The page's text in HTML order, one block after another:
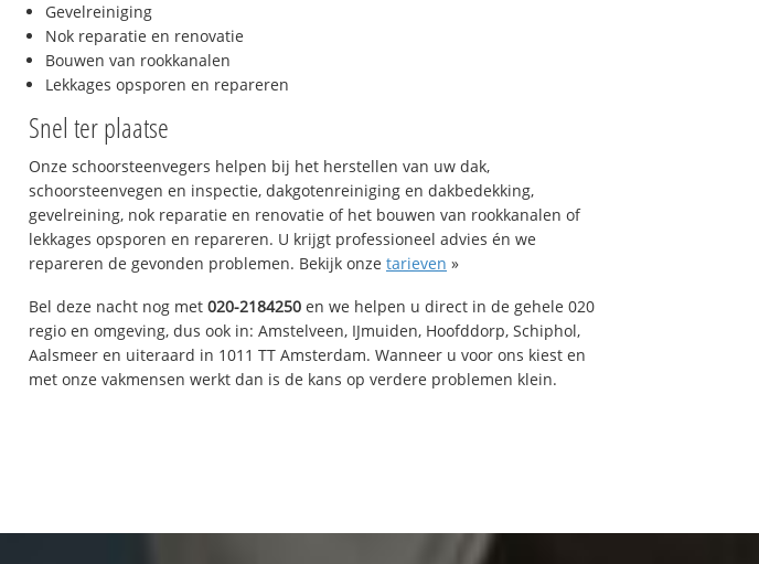
Gevelreiniging
Nok reparatie en renovatie
Bouwen van rookkanalen
Lekkages opsporen en repareren
Snel ter plaatse
Onze schoorsteenvegers helpen bij het herstellen van uw dak,
schoorsteenvegen en inspectie, dakgotenreiniging en dakbedekking,
gevelreining, nok reparatie en renovatie of het bouwen van rookkanalen of
lekkages opsporen en repareren. U krijgt professioneel advies én we
repareren de gevonden problemen. Bekijk onze tarieven »
Bel deze nacht nog met 020-2184250 en we helpen u direct in de gehele 020
regio en omgeving, dus ook in: Amstelveen, IJmuiden, Hoofddorp, Schiphol,
Aalsmeer en uiteraard in 1011 TT Amsterdam. Wanneer u voor ons kiest en
met onze vakmensen werkt dan is de kans op verdere problemen klein.